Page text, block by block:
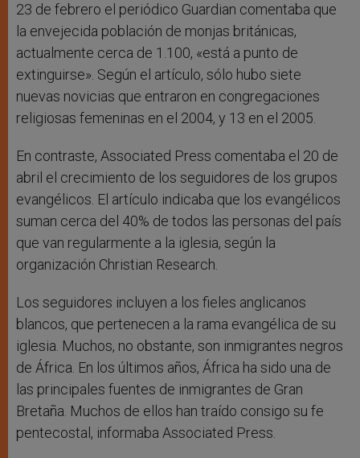
23 de febrero el periódico Guardian comentaba que
la envejecida población de monjas británicas,
actualmente cerca de 1.100, «está a punto de
extinguirse». Según el artículo, sólo hubo siete
nuevas novicias que entraron en congregaciones
religiosas femeninas en el 2004, y 13 en el 2005.
En contraste, Associated Press comentaba el 20 de
abril el crecimiento de los seguidores de los grupos
evangélicos. El artículo indicaba que los evangélicos
suman cerca del 40% de todos las personas del país
que van regularmente a la iglesia, según la
organización Christian Research.
Los seguidores incluyen a los fieles anglicanos
blancos, que pertenecen a la rama evangélica de su
iglesia. Muchos, no obstante, son inmigrantes negros
de África. En los últimos años, África ha sido una de
las principales fuentes de inmigrantes de Gran
Bretaña. Muchos de ellos han traído consigo su fe
pentecostal, informaba Associated Press.